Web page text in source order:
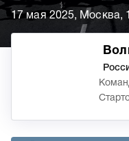
17 мая 2025, Москва,